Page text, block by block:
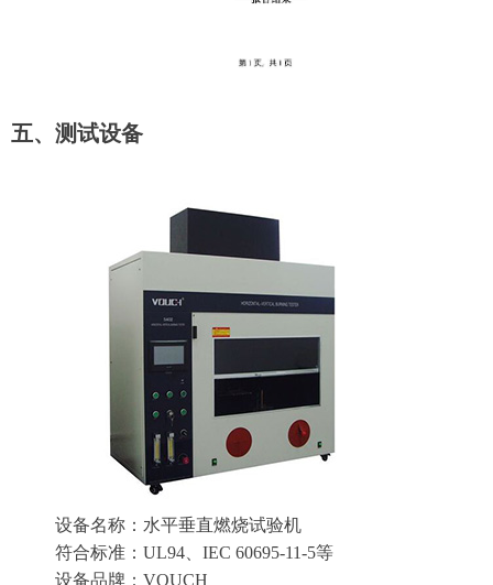
五、测试设备
设备名称：水平垂直燃烧试验机
符合标准：UL94、IEC 60695-11-5等
设备品牌：VOUCH